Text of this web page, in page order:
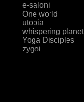
e-saloni
One world
utopia
whispering planet
Yoga Disciples
zygoi